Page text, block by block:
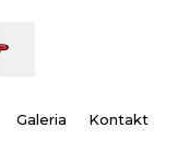
Galeria Kontakt